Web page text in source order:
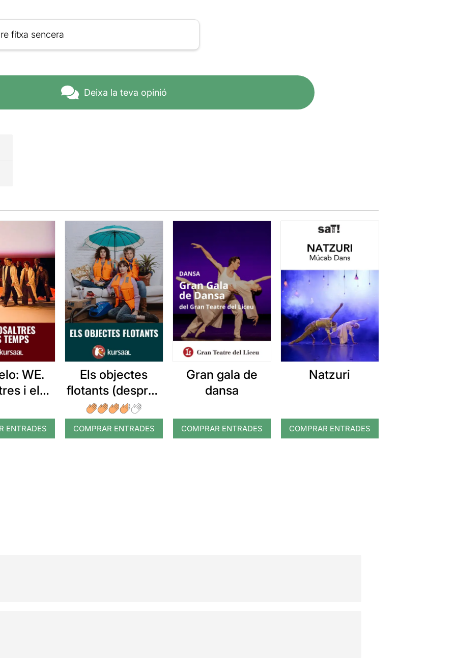
fitxa sencera
Deixa la teva opinió
WE.
i els
ENTRADES
Els objectes
flotants (després
de la tempesta)
COMPRAR ENTRADES
Gran gala de
dansa
COMPRAR ENTRADES
Natzuri
COMPRAR ENTRADES